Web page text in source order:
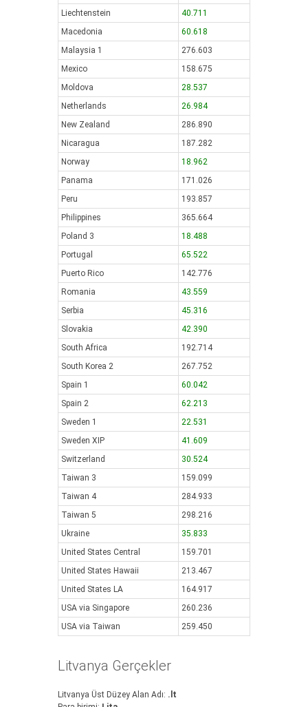
Liechtenstein
40.711
Macedonia
60.618
Malaysia 1
276.603
Mexico
158.675
Moldova
28.537
Netherlands
26.984
New Zealand
286.890
Nicaragua
187.282
Norway
18.962
Panama
171.026
Peru
193.857
Philippines
365.664
Poland 3
18.488
Portugal
65.522
Puerto Rico
142.776
Romania
43.559
Serbia
45.316
Slovakia
42.390
South Africa
192.714
South Korea 2
267.752
Spain 1
60.042
Spain 2
62.213
Sweden 1
22.531
Sweden XIP
41.609
Switzerland
30.524
Taiwan 3
159.099
Taiwan 4
284.933
Taiwan 5
298.216
Ukraine
35.833
United States Central
159.701
United States Hawaii
213.467
United States LA
164.917
USA via Singapore
260.236
USA via Taiwan
259.450
Litvanya Gerçekler
Litvanya Üst Düzey Alan Adı: .lt